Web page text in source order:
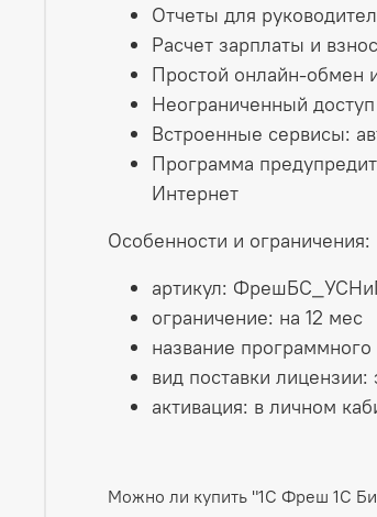
Отчеты для
Расчет зарплаты и
Простой онлайн-обмен
Неограниченный
Встроенные сервисы:
Программа
Интернет
Особенности и ограничения:
артикул:
ограничение: на 12 мес
название
вид поставки лицензии:
активация: в личном
Можно ли купить "1С Фреш 1С